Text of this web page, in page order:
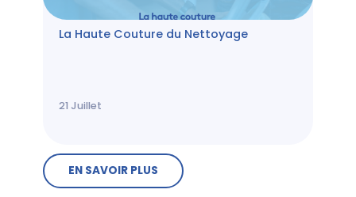
La Haute Couture du Nettoyage
21 Juillet
EN SAVOIR PLUS